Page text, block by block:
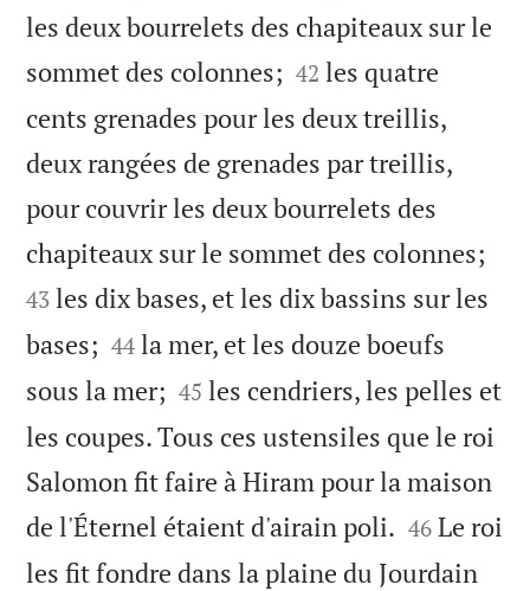
les deux bourrelets des chapiteaux sur le
sommet des colonnes; 

42 les quatre
cents grenades pour les deux treillis,
deux rangées de grenades par treillis,
pour couvrir les deux bourrelets des
chapiteaux sur le sommet des colonnes;
43 les dix bases, et les dix bassins sur les
bases; 

44 la mer, et les douze boeufs
sous la mer; 

45 les cendriers, les pelles et
les coupes. Tous ces ustensiles que le roi
Salomon fit faire à Hiram pour la maison
de l'Éternel étaient d'airain poli. 

46 Le roi
les fit fondre dans la plaine du Jourdain